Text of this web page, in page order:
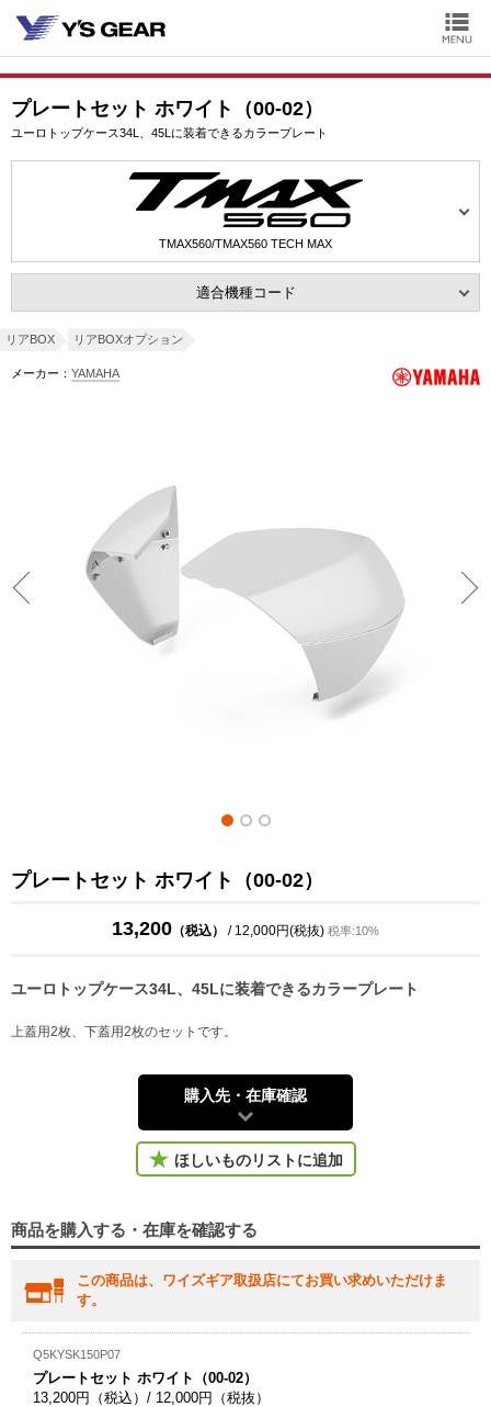
プレートセット ホワイト（00-02）
ユーロトップケース34L、45Lに装着できるカラープレート
TMAX560/TMAX560 TECH MAX
適合機種コード
リアBOX リアBOXオプション
メーカー： YAMAHA
プレートセット ホワイト（00-02）
13,200 （税込） / 12,000円(税抜) 税率:10%
ユーロトップケース34L、45Lに装着できるカラープレート
上蓋用2枚、下蓋用2枚のセットです。
購入先・在庫確認
ほしいものリストに追加
商品を購入する・在庫を確認する
この商品は、ワイズギア取扱店にてお買い求めいただけま
す。
Q5KYSK150P07
プレートセット ホワイト（00-02）
13,200円（税込）/ 12,000円（税抜）